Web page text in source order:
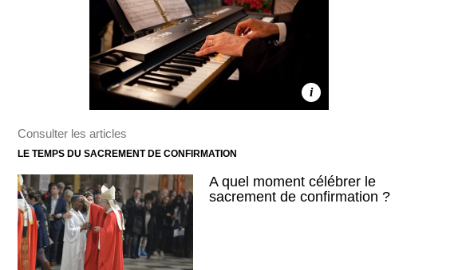
i
Consulter les articles
LE TEMPS DU SACREMENT DE CONFIRMATION
A quel moment célébrer le
sacrement de confirmation ?